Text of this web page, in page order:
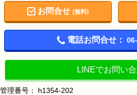
お問合せ (無料)
電話お問合せ：
LINEでお問い
管理番号： h1354-202